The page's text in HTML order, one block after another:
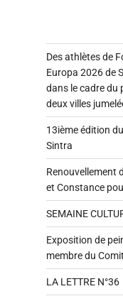
Des athlètes de
Europa 2026 de
dans le cadre du
deux villes
13ième édition
Sintra
Renouvellement
et Constance
SEMAINE
Exposition de
membre du
LA LETTRE N°36